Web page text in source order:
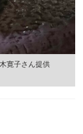
寛子さん提供